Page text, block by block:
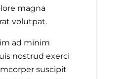
magna
volutpat.
ad minim
nostrud exerci
suscipit